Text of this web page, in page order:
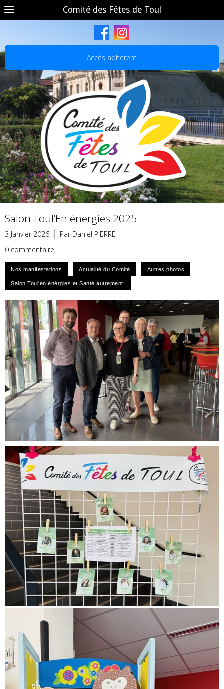
Comité des Fêtes de Toul
Accès adhérent
Salon Toul’En énergies 2025
3 Janvier 2026
Par Daniel PIERRE
0 commentaire